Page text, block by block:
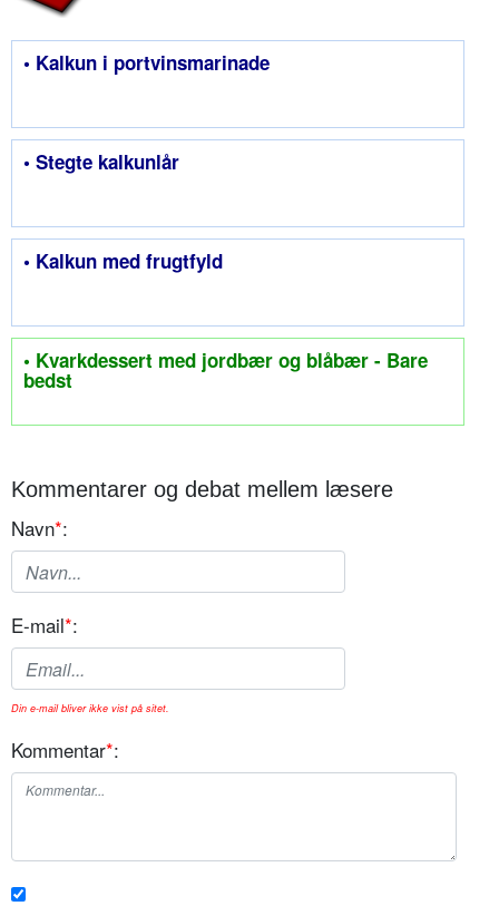
• Kalkun i portvinsmarinade
• Stegte kalkunlår
• Kalkun med frugtfyld
• Kvarkdessert med jordbær og blåbær - Bare
bedst
Kommentarer og debat mellem læsere
Navn*:
E-mail*:
Din e-mail bliver ikke vist på sitet.
Kommentar*: